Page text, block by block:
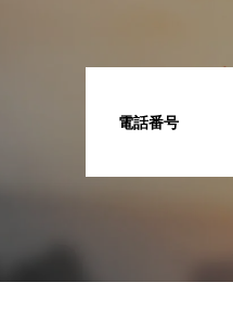
電話番号